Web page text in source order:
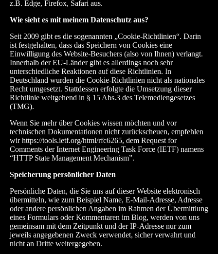
z.B. Edge, Firefox, Safari aus.
Wie sieht es mit meinem Datenschutz aus?
Seit 2009 gibt es die sogenannten „Cookie-Richtlinien“. Darin
ist festgehalten, dass das Speichern von Cookies eine
Einwilligung des Website-Besuchers (also von Ihnen) verlangt.
Innerhalb der EU-Länder gibt es allerdings noch sehr
unterschiedliche Reaktionen auf diese Richtlinien. In
Deutschland wurden die Cookie-Richtlinien nicht als nationales
Recht umgesetzt. Stattdessen erfolgte die Umsetzung dieser
Richtlinie weitgehend in § 15 Abs.3 des Telemediengesetzes
(TMG).
Wenn Sie mehr über Cookies wissen möchten und vor
technischen Dokumentationen nicht zurückscheuen, empfehlen
wirhttps://tools.ietf.org/html/rfc6265, dem Request for
Comments der Internet Engineering Task Force (IETF) namens
“HTTP State Management Mechanism”.
Speicherung persönlicher Daten
Persönliche Daten, die Sie uns auf dieser Website elektronisch
übermitteln, wie zum Beispiel Name, E-Mail-Adresse, Adresse
oder andere persönlichen Angaben im Rahmen der Übermittlung
eines Formulars oder Kommentaren im Blog, werden von uns
gemeinsam mit dem Zeitpunkt und der IP-Adresse nur zum
jeweils angegebenen Zweck verwendet, sicher verwahrt und
nicht an Dritte weitergegeben.